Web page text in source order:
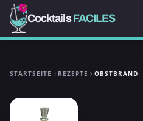
CocktailsFACILES
STARTSEITE REZEPTE OBSTBRAND